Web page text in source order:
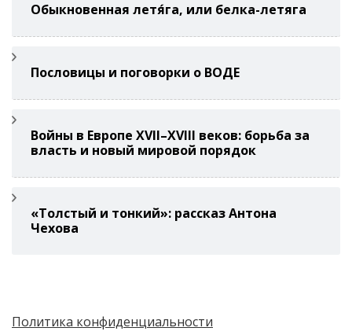
Обыкновенная летя́га, или белка-летяга
Пословицы и поговорки о ВОДЕ
Войны в Европе XVII–XVIII веков: борьба за
власть и новый мировой порядок
«Толстый и тонкий»: рассказ Антона
Чехова
Политика конфиденциальности